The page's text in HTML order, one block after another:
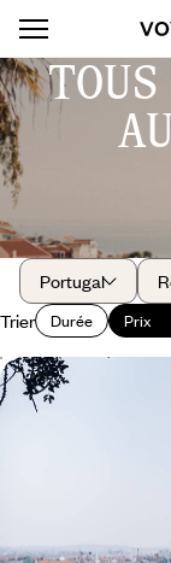
Portugal
Trier
Durée Prix
Quelques jours
lisboète
La douceur de vivre
temps d'un city-